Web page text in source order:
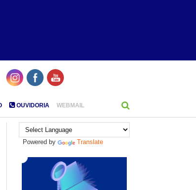
OUVIDORIA WEBMAIL
Powered by Translate